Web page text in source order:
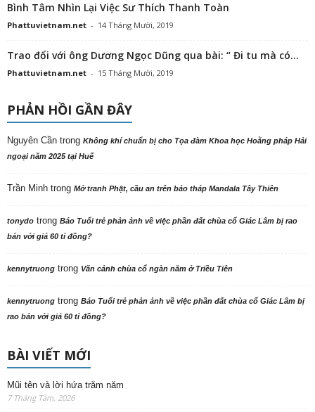
Bình Tâm Nhìn Lại Việc Sư Thích Thanh Toàn
Phattuvietnam.net - 14 Tháng Mười, 2019
Trao đổi với ông Dương Ngọc Dũng qua bài: “ Đi tu mà có...
Phattuvietnam.net - 15 Tháng Mười, 2019
PHẢN HỒI GẦN ĐÂY
Nguyên Cần trong Không khí chuẩn bị cho Tọa đàm Khoa học Hoằng pháp Hải
ngoại năm 2025 tại Huế
Trần Minh trong Mở tranh Phật, cầu an trên bảo tháp Mandala Tây Thiên
tonydo trong Báo Tuổi trẻ phản ảnh về việc phần đất chùa cổ Giác Lâm bị rao
bán với giá 60 tỉ đồng?
kennytruong trong Vãn cảnh chùa cổ ngàn năm ở Triều Tiên
kennytruong trong Báo Tuổi trẻ phản ảnh về việc phần đất chùa cổ Giác Lâm bị
rao bán với giá 60 tỉ đồng?
BÀI VIẾT MỚI
Mũi tên và lời hứa trăm năm
7 Tháng Tám, 2026